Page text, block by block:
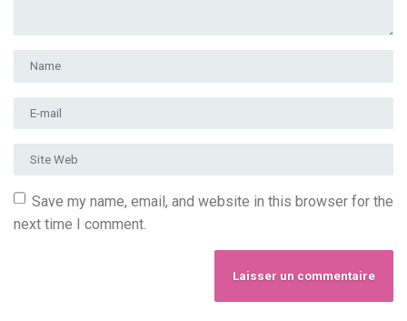
Prénom et nom
Adresse e-mail
Site Web
Save my name, email, and website in this browser for the
next time I comment.